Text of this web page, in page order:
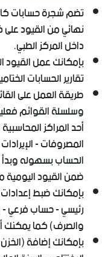
تضم شجرة حسابات
نهائي من القيود
داخل المركز الطبي.
بإمكانك عمل القيود
تقارير الحسابات
طريقة العمل على
وسلسلة القوائم
أحد المراكز
المصروفات -
الحساب بسهوله
ضمن القيود
بإمكانك ضبط
رئيسي - حساب فرعي -
والصرف) كما يمكنك
بإمكانك إضافة